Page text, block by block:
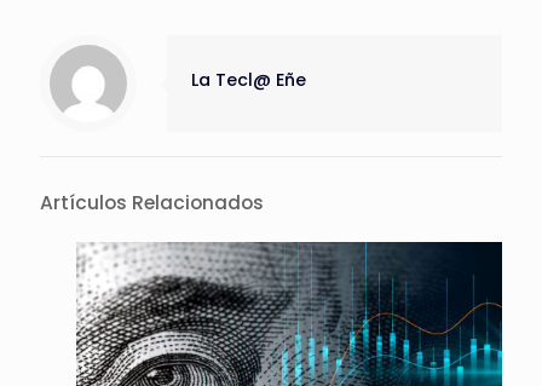
La Tecl@ Eñe
Artículos Relacionados